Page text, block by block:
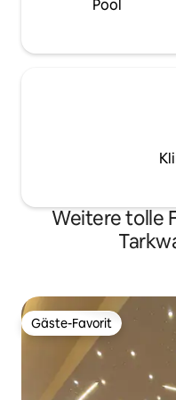
Pool
Weitere tolle
Gäste-Favorit
Gäste-Favorit